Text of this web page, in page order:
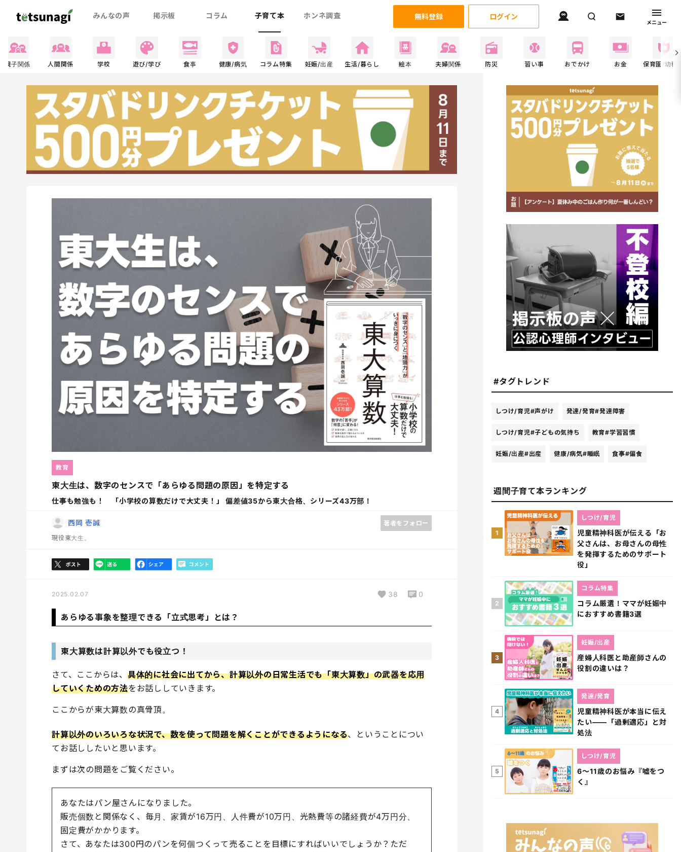
みんなの声 掲示板 コラム 子育て本 ホンネ調査 無料登録 ログイン
メニュー
親子関係 人間関係 学校 遊び/学び 食事 健康/病気 コラム特集 妊娠/出産 生活/暮らし 絵本 夫婦関係 防災 習い事 おでかけ お金 保育園/幼稚
東大生は、数字のセンスで「あらゆる問題の原因」を特定する
仕事も勉強も！ 「小学校の算数だけで大丈夫！」 偏差値35から東大合格、シリーズ43万部！
教育
西岡 壱誠
著者をフォロー
現役東大生。
2025.02.07 38 0
あらゆる事象を整理できる「立式思考」とは？
東大算数は計算以外でも役立つ！
さて、ここからは、 具体的に社会に出てから、計算以外の日常生活でも「東大算数」の武器を応用
していくための方法をお話ししていきます。
ここからが東大算数の真骨頂。
計算以外のいろいろな状況で、数を使って問題を解くことができるようになる、ということについ
てお話ししたいと思います。
まずは次の問題をご覧ください。
あなたはパン屋さんになりました。
販売個数と関係なく、毎月、家賃が16万円、人件費が10万円、光熱費等の諸経費が4万円分、
固定費がかかります。
さて、あなたは300円のパンを何個つくって売ることを目標にすればいいでしょうか？ただ
#タグトレンド
しつけ/育児#声がけ 発達/発育#発達障害
しつけ/育児#子どもの気持ち 教育#学習習慣
妊娠/出産#出産 健康/病気#睡眠 食事#偏食
週間子育て本ランキング
1
児童精神科医が伝える「お
父さんは、お母さんの母性
を発揮するためのサポート
役」
しつけ/育児
2
コラム厳選！ママが妊娠中
におすすめ書籍3選
コラム特集
3
産婦人科医と助産師さんの
役割の違いは？
妊娠/出産
4
児童精神科医が本当に伝え
たい――「過剰適応」と対
処法
発達/発育
5
6～11歳のお悩み『嘘をつ
く』
しつけ/育児